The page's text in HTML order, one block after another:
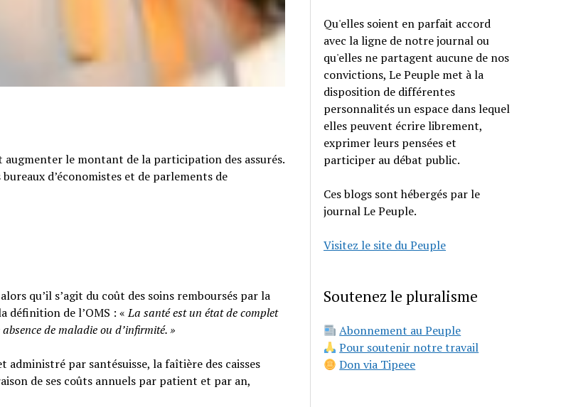
le montant de la participation des assurés.
d’économistes et de parlements de
qu’il s’agit du coût des soins remboursés par la
définition de l’OMS : «La santé est un état de complet
de maladie ou d’infirmité.»
par santésuisse, la faîtière des caisses
de ses coûts annuels par patient et par an,
Qu'elles soient en parfait accord
avec la ligne de notre journal ou
qu'elles ne partagent aucune de nos
convictions, Le Peuple met à la
disposition de différentes
personnalités un espace dans lequel
elles peuvent écrire librement,
exprimer leurs pensées et
participer au débat public.
Ces blogs sont hébergés par le
journal Le Peuple.
Visitez le site du Peuple
Soutenez le pluralisme
Abonnement au Peuple
Pour soutenir notre travail
Don via Tipeee